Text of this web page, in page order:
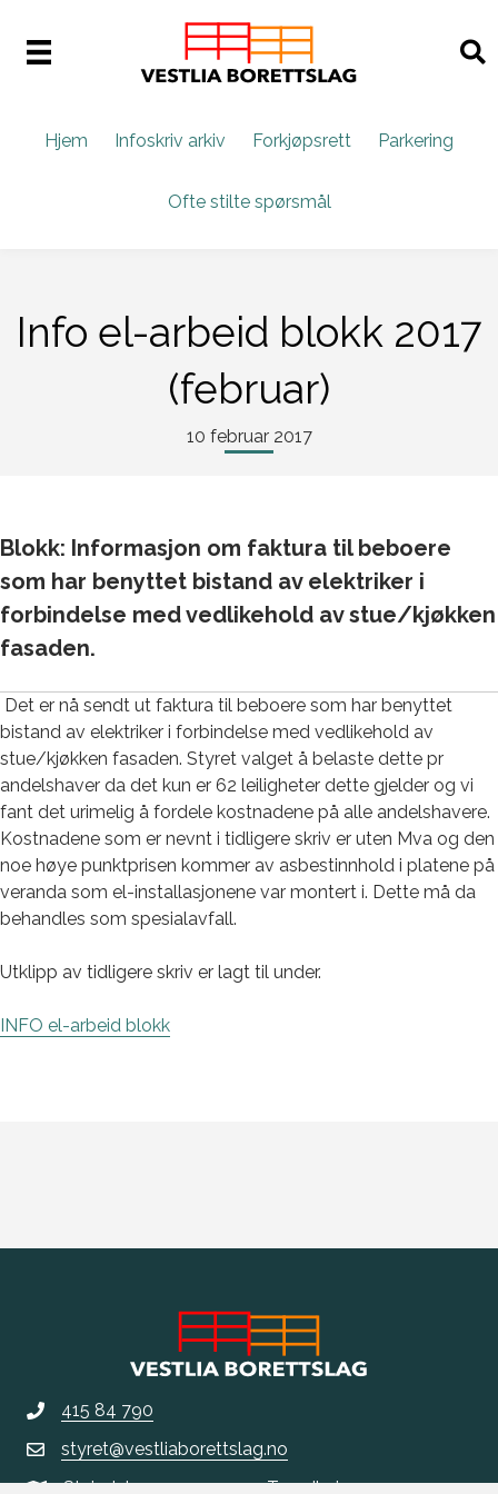
Hjem Infoskriv arkiv Forkjøpsrett Parkering
Ofte stilte spørsmål
Info el-arbeid blokk 2017
(februar)
10 februar 2017
Blokk: Informasjon om faktura til beboere
som har benyttet bistand av elektriker i
forbindelse med vedlikehold av stue/kjøkken
fasaden.
Det er nå sendt ut faktura til beboere som har benyttet
bistand av elektriker i forbindelse med vedlikehold av
stue/kjøkken fasaden. Styret valget å belaste dette pr
andelshaver da det kun er 62 leiligheter dette gjelder og vi
fant det urimelig å fordele kostnadene på alle andelshavere.
Kostnadene som er nevnt i tidligere skriv er uten Mva og den
noe høye punktprisen kommer av asbestinnhold i platene på
veranda som el-installasjonene var montert i. Dette må da
behandles som spesialavfall.
Utklipp av tidligere skriv er lagt til under.
INFO el-arbeid blokk
415 84 790
styret@vestliaborettslag.no
Steindalsvegen 14, 7033 Trondheim